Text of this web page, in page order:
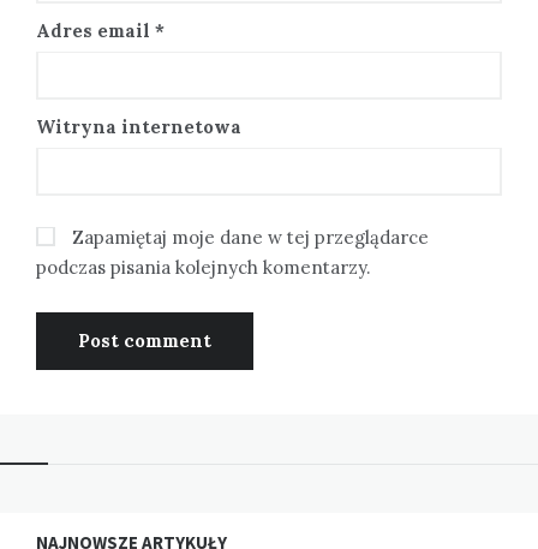
Adres email *
Witryna internetowa
Zapamiętaj moje dane w tej przeglądarce
podczas pisania kolejnych komentarzy.
NAJNOWSZE ARTYKUŁY